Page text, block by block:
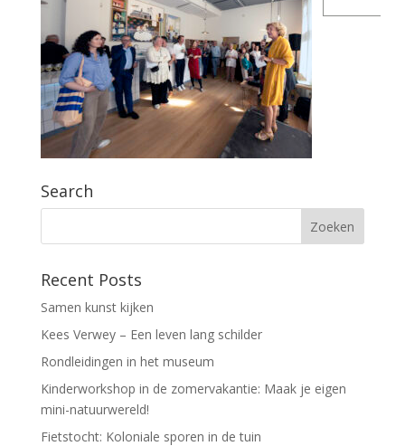
Search
Recent Posts
Samen kunst kijken
Kees Verwey – Een leven lang schilder
Rondleidingen in het museum
Kinderworkshop in de zomervakantie: Maak je eigen
mini-natuurwereld!
Fietstocht: Koloniale sporen in de tuin